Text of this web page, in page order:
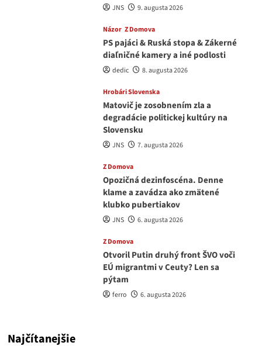
JNS 9. augusta 2026
Názor Z Domova
PS pajáci & Ruská stopa & Zákerné
diaľničné kamery a iné podlosti
dedic 8. augusta 2026
Hrobári Slovenska
Matovič je zosobnením zla a
degradácie politickej kultúry na
Slovensku
JNS 7. augusta 2026
Z Domova
Opozičná dezinfoscéna. Denne
klame a zavádza ako zmätené
klubko pubertiakov
JNS 6. augusta 2026
Z Domova
Otvoril Putin druhý front ŠVO voči
EÚ migrantmi v Ceuty? Len sa
pýtam
ferro 6. augusta 2026
Najčítanejšie